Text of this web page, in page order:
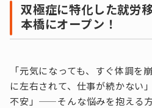
双極症に特化した就労
本橋にオープン！
「元気になっても、すぐ体調を
に左右されて、仕事が続かない
不安」——そんな悩みを抱える